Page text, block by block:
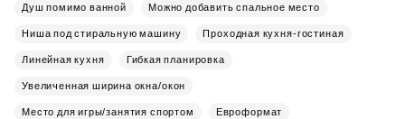
Душ помимо ванной Можно добавить спальное место
Ниша под стиральную машину Проходная кухня-гостиная
Линейная кухня Гибкая планировка
Увеличенная ширина окна/окон
Место для игры/занятия спортом Евроформат